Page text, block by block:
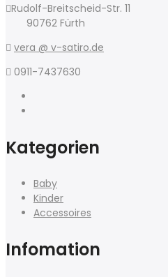
Rudolf-Breitscheid-Str. 11
90762 Fürth
vera @ v-satiro.de
0911-7437630
Kategorien
Baby
Kinder
Accessoires
Infomation